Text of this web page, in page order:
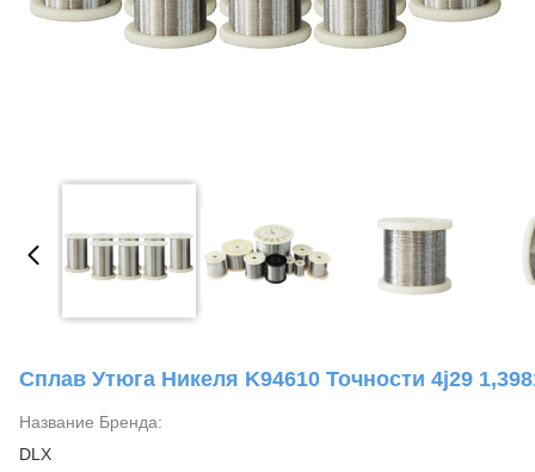
Сплав Утюга Никеля K94610 Точности 4j29
Название Бренда:
DLX